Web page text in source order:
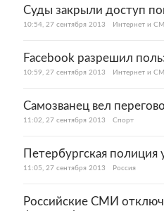
Суды закрыли доступ
10:54, 27 сентября 2013 Интернет и
Facebook разрешил
10:59, 27 сентября 2013 Интернет и
Самозванец вел
11:02, 27 сентября 2013 Спорт
Петербургская
11:05, 27 сентября 2013 Россия
Российские СМИ